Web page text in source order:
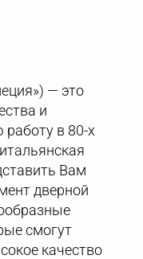
— это
и
в 80-х
Вам
дверной
смогут
качество